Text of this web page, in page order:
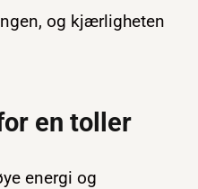
og kjærligheten
en toller
energi og